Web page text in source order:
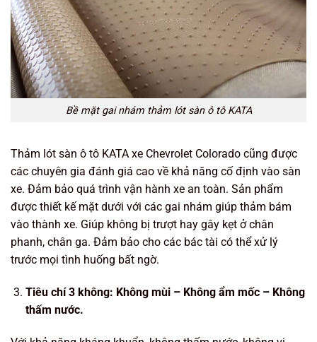
Bề mặt gai nhám thảm lót sàn ô tô KATA
Thảm lót sàn ô tô KATA xe Chevrolet Colorado cũng được
các chuyên gia đánh giá cao về khả năng cố định vào sàn
xe. Đảm bảo quá trình vận hành xe an toàn. Sản phẩm
được thiết kế mặt dưới với các gai nhám giúp thảm bám
vào thành xe. Giúp không bị trượt hay gây kẹt ở chân
phanh, chân ga. Đảm bảo cho các bác tài có thể xử lý
trước mọi tình huống bất ngờ.
Tiêu chí 3 không: Không mùi – Không ẩm mốc – Không
thấm nước.